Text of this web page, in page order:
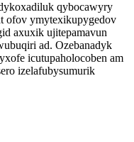
qybocawyry
ofov ymytexikupygedov
axuxik ujitepamavun
ad. Ozebanadyk
icutupaholocoben am
izelafubysumurik